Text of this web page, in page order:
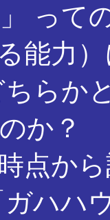
って
能力
ちらか
か？
点か
ガハハ